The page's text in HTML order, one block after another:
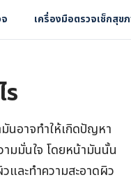
เครื่องมือตรวจเช็กสุข
นอาจทำให้เกิดปัญหา
มมั่นใจ โดยหน้ามันนั้น
และทำความสะอาดผิว